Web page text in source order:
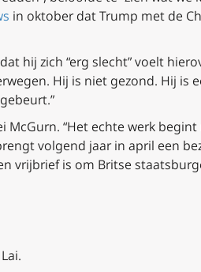
in oktober dat Trump met de
hij zich “erg slecht” voelt
Hij is niet gezond. Hij is
“Het echte werk begint
volgend jaar in april een
vrijbrief is om Britse